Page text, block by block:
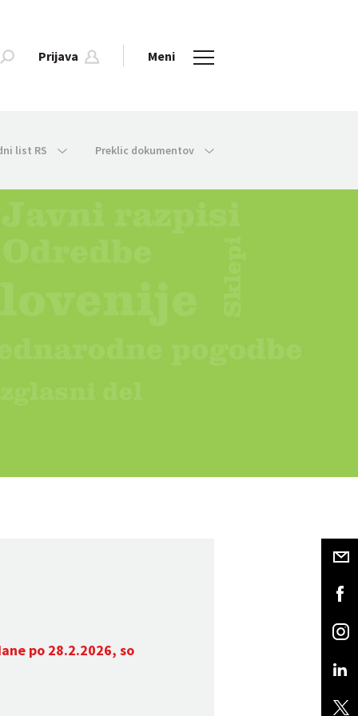
Prijava Meni
list RS Preklic dokumentov
po 28.2.2026, so